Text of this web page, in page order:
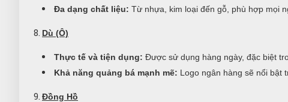
Đa dạng chất liệu: Từ nhựa, kim loại đến gỗ, phù hợp mọi
Dù (Ô)
Thực tế và tiện dụng: Được sử dụng hàng ngày, đặc biệt
Khả năng quảng bá mạnh mẽ: Logo ngân hàng sẽ nổi bật
Đồng Hồ